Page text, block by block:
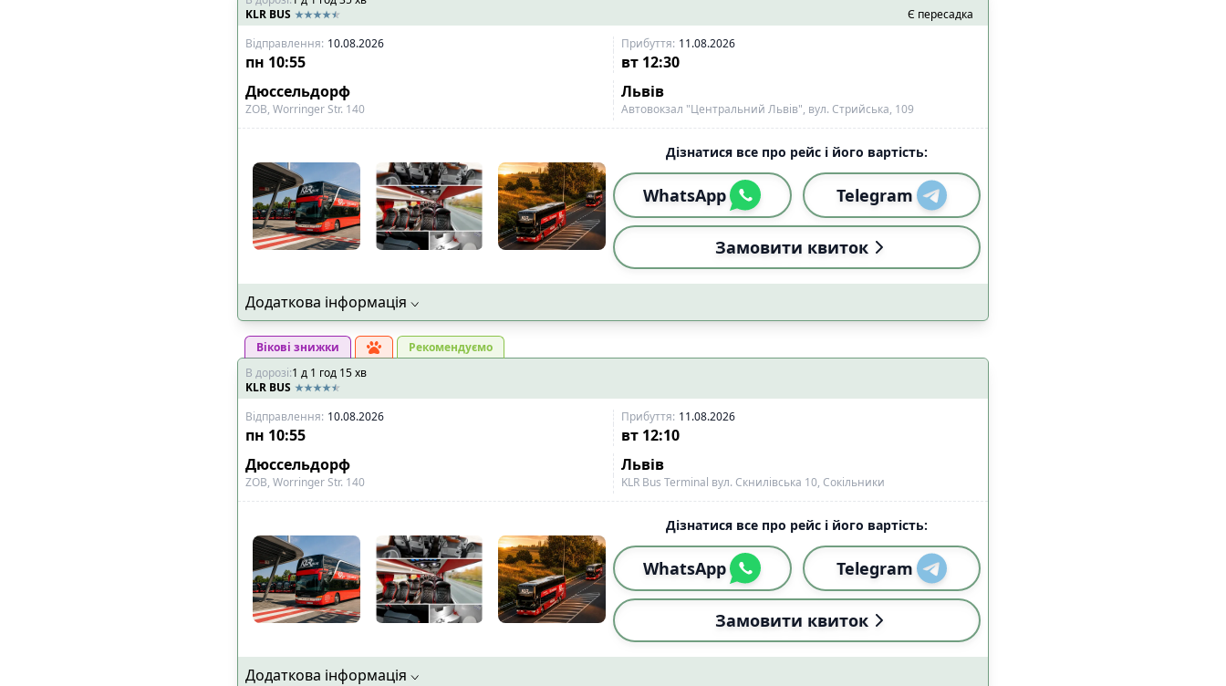
KLR BUS
Є пересадка
Відправлення: 10.08.2026 Прибуття: 11.08.2026
пн 10:55 вт 12:30
Дюссельдорф
Львів
ZOB, Worringer Str. 140 Автовокзал "Центральний Львів", вул. Стрийська, 109
Дізнатися все про рейс і його вартість:
WhatsApp Telegram
Замовити квиток
Додаткова інформація
Вікові знижки
Рекомендуємо
В дорозі:1 д 1 год 15хв
KLR BUS
Відправлення: 10.08.2026 Прибуття: 11.08.2026
пн 10:55 вт 12:10
Дюссельдорф
Львів
ZOB, Worringer Str. 140 KLR Bus Terminal вул. Скнилівська 10, Сокільники
Дізнатися все про рейс і його вартість:
WhatsApp Telegram
Замовити квиток
Додаткова інформація